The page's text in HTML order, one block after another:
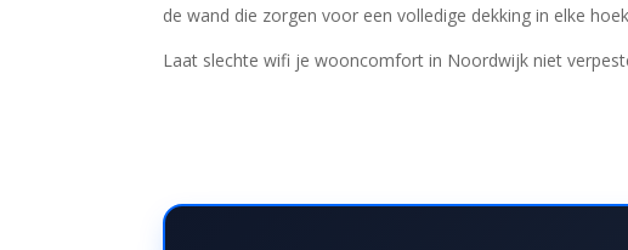
de wand die zorgen voor een volledige dekking in elke
Laat slechte wifi je wooncomfort in Noordwijk niet